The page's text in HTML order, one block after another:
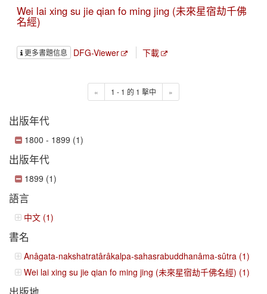
Wei lai xing su jie qian fo ming jing (未來星宿劫千佛
名經)
更多書題信息 DFG-Viewer 下載
« 1 - 1 的 1 擊中 »
出版年代
1800 - 1899 (1)
出版年代
1899 (1)
語言
中文 (1)
書名
Anâgata-nakshatratârâkalpa-sahasrabuddhanâma-sûtra (1)
Wei lai xing su jie qian fo ming jing (未來星宿劫千佛名經) (1)